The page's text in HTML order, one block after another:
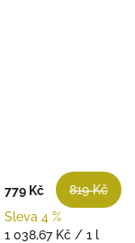
779 Kč
819 Kč
Sleva 4 %
Měrná
1 038,67 Kč / 1 l